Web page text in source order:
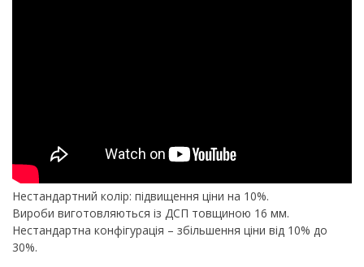
Нестандартний колір: підвищення ціни на 10%.
Вироби виготовляються із ДСП товщиною 16 мм.
Нестандартна конфігурація – збільшення ціни від 10% до
30%.